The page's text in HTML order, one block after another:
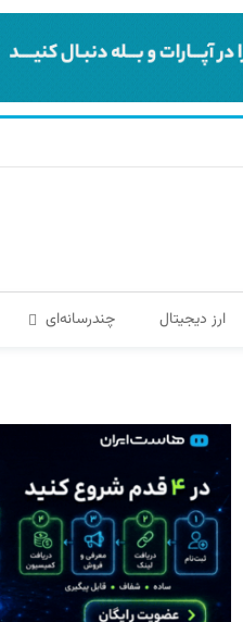
ارز دیجیتال چندرسانه‌ای